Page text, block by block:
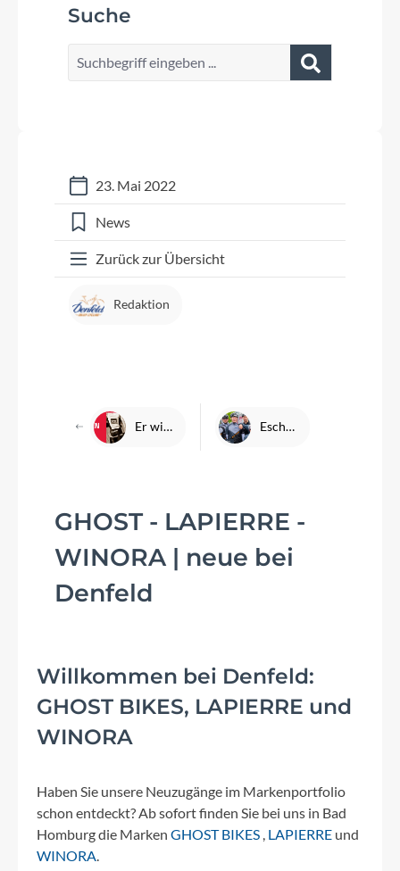
Suche
23. Mai 2022
News
Zurück zur Übersicht
Redaktion
Er will es nochmal wissen - Tobi unser Ironman Eschborn-Frankfurt Review 1. Mai 2022 - Justus und das DENFELD Team
GHOST - LAPIERRE -
WINORA | neue bei
Denfeld
Willkommen bei Denfeld:
GHOST BIKES, LAPIERRE und
WINORA
Haben Sie unsere Neuzugänge im Markenportfolio
schon entdeckt? Ab sofort finden Sie bei uns in Bad
Homburg die Marken GHOST BIKES LAPIERRE und
WINORA